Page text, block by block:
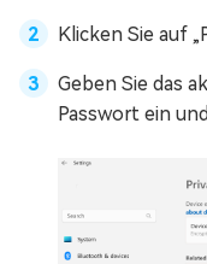
Klicken Sie auf
Geben Sie das
Passwort ein